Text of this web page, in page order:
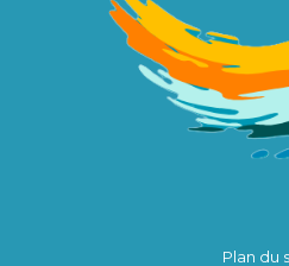
Plan du